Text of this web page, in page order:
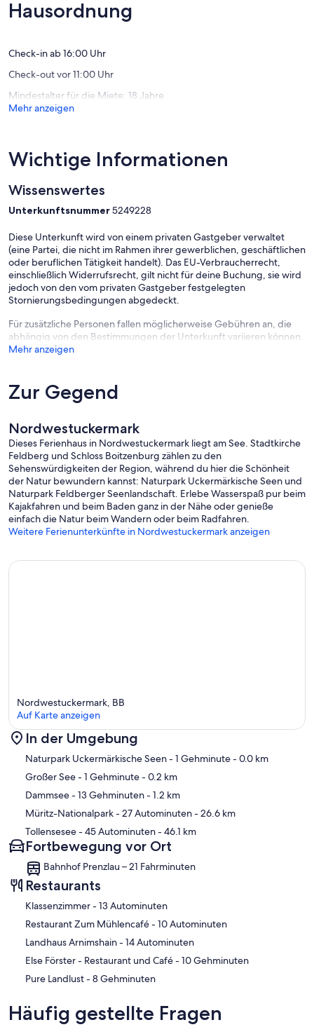
Außergewöhnlich,
(92
Hausordnung
Check-in ab 16:00 Uhr
Check-out vor 11:00 Uhr
Mindestalter für die Miete: 18 Jahre
Mehr anzeigen
Wichtige Informationen
Wissenswertes
Unterkunftsnummer5249228
Diese Unterkunft wird von einem privaten Gastgeber verwaltet
(eine Partei, die nicht im Rahmen ihrer gewerblichen, geschäftlichen
oder beruflichen Tätigkeit handelt). Das EU-Verbraucherrecht,
einschließlich Widerrufsrecht, gilt nicht für deine Buchung, sie wird
jedoch von den vom privaten Gastgeber festgelegten
Stornierungsbedingungen abgedeckt.
Für zusätzliche Personen fallen möglicherweise Gebühren an, die
abhängig von den Bestimmungen der Unterkunft variieren können.
Mehr anzeigen
Zur Gegend
Nordwestuckermark
Dieses Ferienhaus in Nordwestuckermark liegt am See. Stadtkirche
Feldberg und Schloss Boitzenburg zählen zu den
Sehenswürdigkeiten der Region, während du hier die Schönheit
der Natur bewundern kannst: Naturpark Uckermärkische Seen und
Naturpark Feldberger Seenlandschaft. Erlebe Wasserspaß pur beim
Kajakfahren und beim Baden ganz in der Nähe oder genieße
einfach die Natur beim Wandern oder beim Radfahren.
Weitere Ferienunterkünfte in Nordwestuckermark anzeigen
Karte
Nordwestuckermark, BB
Auf Karte anzeigen
In der Umgebung
Naturpark Uckermärkische Seen- 1 Gehminute- 0.0 km
Großer See- 1 Gehminute- 0.2 km
Dammsee- 13 Gehminuten- 1.2 km
Müritz-Nationalpark- 27 Autominuten- 26.6 km
Tollensesee- 45 Autominuten- 46.1 km
Fortbewegung vor Ort
Bahnhof Prenzlau – 21 Fahrminuten
Restaurants
‪Klassenzimmer - ‬13 Autominuten
‪Restaurant Zum Mühlencafé - ‬10 Autominuten
‪Landhaus Arnimshain - ‬14 Autominuten
‪Else Förster - Restaurant und Café - ‬10 Gehminuten
‪Pure Landlust - ‬8 Gehminuten
Häufig gestellte Fragen